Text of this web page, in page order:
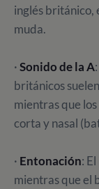
inglés británico,
muda.
·Sonido de la A
británicos
mientras que
corta y nasal
· Entonación:
mientras que el